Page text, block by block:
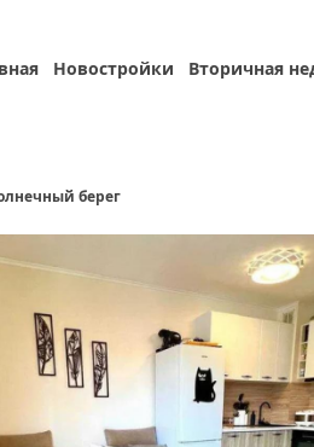
Новостройки Вторичная
берег